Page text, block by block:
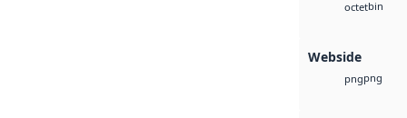
octetbin
Webside
pngpng